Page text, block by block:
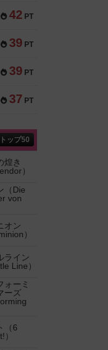
42 PT
39 PT
39 PT
37 PT
トップ50